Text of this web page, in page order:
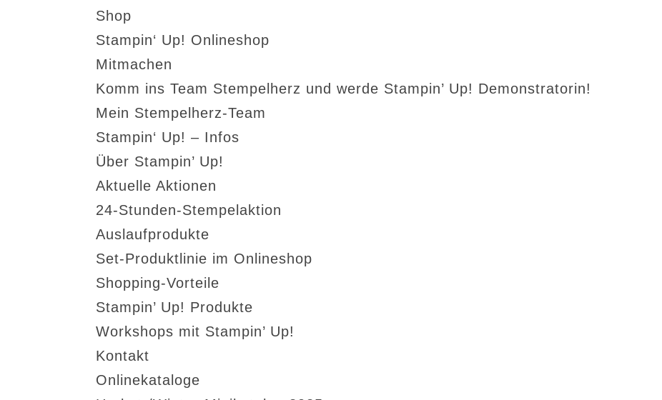
Shop
Stampin‘ Up! Onlineshop
Mitmachen
Komm ins Team Stempelherz und werde Stampin’ Up! Demonstratorin!
Mein Stempelherz-Team
Stampin‘ Up! – Infos
Über Stampin’ Up!
Aktuelle Aktionen
24-Stunden-Stempelaktion
Auslaufprodukte
Set-Produktlinie im Onlineshop
Shopping-Vorteile
Stampin’ Up! Produkte
Workshops mit Stampin’ Up!
Kontakt
Onlinekataloge